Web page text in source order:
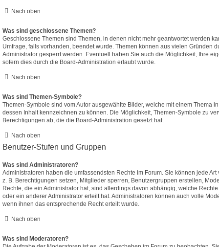
Nach oben
Was sind geschlossene Themen?
Geschlossene Themen sind Themen, in denen nicht mehr geantwortet werden
Umfrage, falls vorhanden, beendet wurde. Themen können aus vielen Gründen
Administrator gesperrt werden. Eventuell haben Sie auch die Möglichkeit, Ihre
sofern dies durch die Board-Administration erlaubt wurde.
Nach oben
Was sind Themen-Symbole?
Themen-Symbole sind vom Autor ausgewählte Bilder, welche mit einem Thema
dessen Inhalt kennzeichnen zu können. Die Möglichkeit, Themen-Symbole zu
Berechtigungen ab, die die Board-Administration gesetzt hat.
Nach oben
Benutzer-Stufen und Gruppen
Was sind Administratoren?
Administratoren haben die umfassendsten Rechte im Forum. Sie können jede Art
z. B. Berechtigungen setzen, Mitglieder sperren, Benutzergruppen erstellen,
Rechte, die ein Administrator hat, sind allerdings davon abhängig, welche
oder ein anderer Administrator erteilt hat. Administratoren können auch volle
wenn ihnen das entsprechende Recht erteilt wurde.
Nach oben
Was sind Moderatoren?